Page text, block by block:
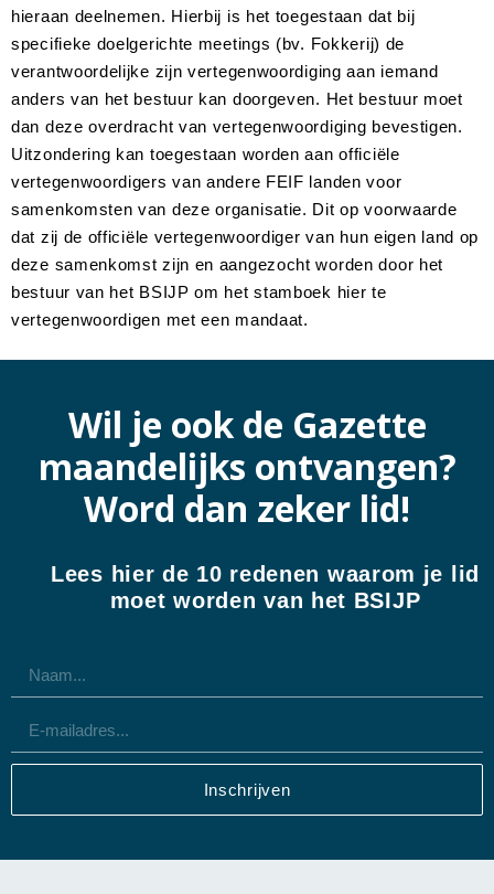
hieraan deelnemen. Hierbij is het toegestaan dat bij
specifieke doelgerichte meetings (bv. Fokkerij) de
verantwoordelijke zijn vertegenwoordiging aan iemand
anders van het bestuur kan doorgeven. Het bestuur moet
dan deze overdracht van vertegenwoordiging bevestigen.
Uitzondering kan toegestaan worden aan officiële
vertegenwoordigers van andere FEIF landen voor
samenkomsten van deze organisatie. Dit op voorwaarde
dat zij de officiële vertegenwoordiger van hun eigen land op
deze samenkomst zijn en aangezocht worden door het
bestuur van het BSIJP om het stamboek hier te
vertegenwoordigen met een mandaat.
Wil je ook de Gazette
maandelijks ontvangen?
Word dan zeker lid!
Lees hier de 10 redenen waarom je lid
moet worden van het BSIJP
Inschrijven